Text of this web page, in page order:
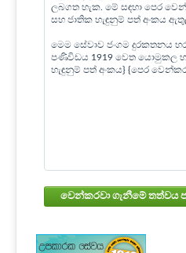
ලබගත හැක. මේ සඳහා පෙර
සහ ජාතික හැඳුනුම් පත් අංකය
මෙම සේවාව ජංගම දුරකතනය
පණිවිඩය 1919 වෙත යොමුකල
හැඳුනුම් පත් අංකය} {පෙර